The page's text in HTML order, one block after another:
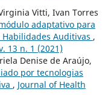
Vitti, Ivan Torres
adaptativo para
Auditivas ,
13 n. 1 (2021)
Denise de Araújo,
por tecnologias
, Journal of Health